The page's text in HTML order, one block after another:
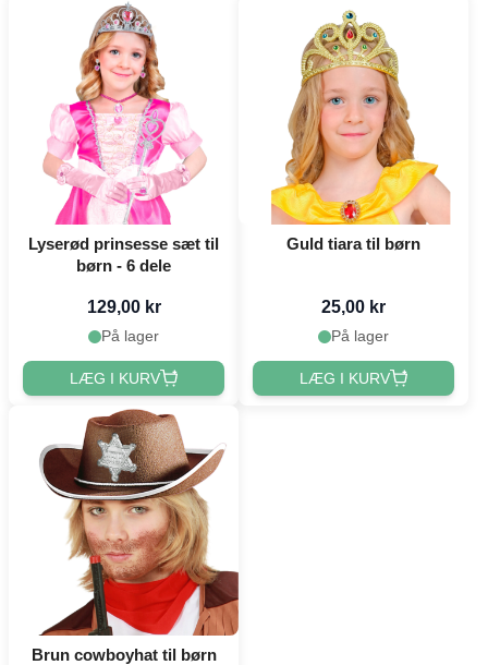
Lyserød prinsesse sæt til
børn - 6 dele
129,00 kr
På lager
LÆG I KURV
Guld tiara til børn
25,00 kr
På lager
LÆG I KURV
Brun cowboyhat til børn